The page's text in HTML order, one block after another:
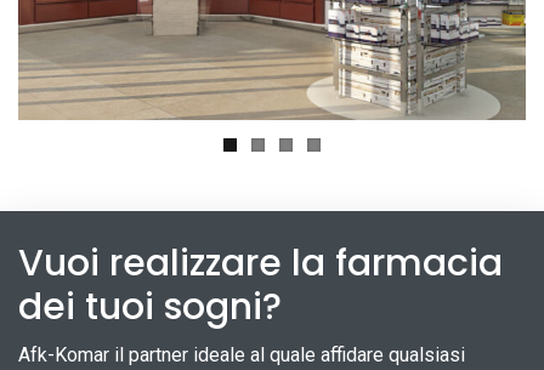
Vuoi realizzare la farmacia
dei tuoi sogni?
Afk-Komar il partner ideale al quale affidare qualsiasi